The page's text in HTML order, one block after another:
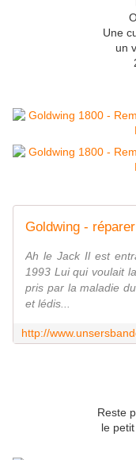
Une
un
Ah le Jack Il est
1993 Lui qui voulait
pris par la maladie
et lédis...
Reste
le